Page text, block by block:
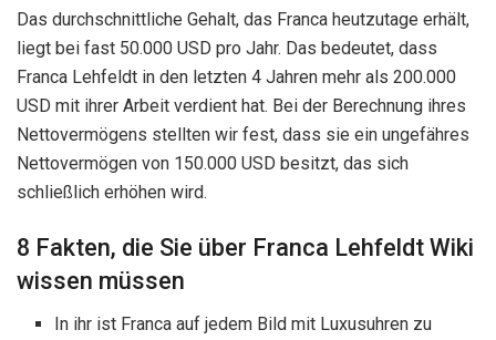
Das durchschnittliche Gehalt, das Franca heutzutage erhält,
liegt bei fast 50.000 USD pro Jahr. Das bedeutet, dass
Franca Lehfeldt in den letzten 4 Jahren mehr als 200.000
USD mit ihrer Arbeit verdient hat. Bei der Berechnung ihres
Nettovermögens stellten wir fest, dass sie ein ungefähres
Nettovermögen von 150.000 USD besitzt, das sich
schließlich erhöhen wird.
8 Fakten, die Sie über Franca Lehfeldt Wiki
wissen müssen
In ihr ist Franca auf jedem Bild mit Luxusuhren zu